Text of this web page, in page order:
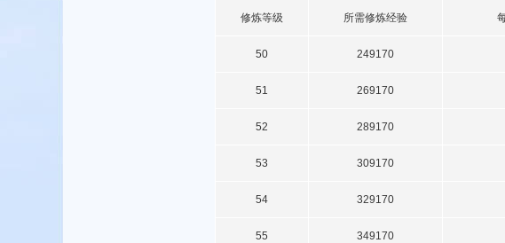
修炼等级 所需修炼经验
50 249170
51 269170
52 289170
53 309170
54 329170
55 349170